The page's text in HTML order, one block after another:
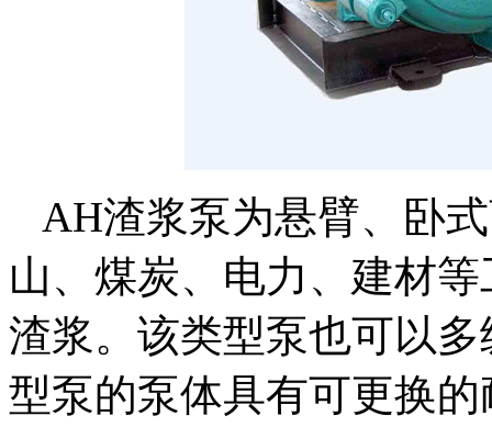
AH渣浆泵为悬臂、卧
山、煤炭、电力、建材
渣浆。该类型泵也可以
型泵的泵体具有可更换